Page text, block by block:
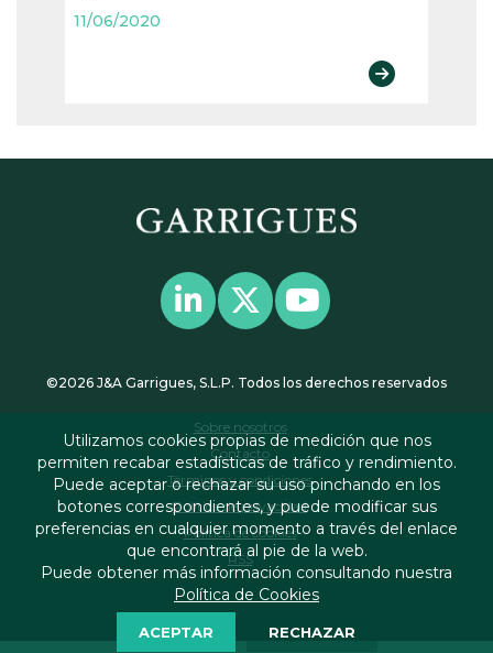
11/06/2020
©2026 J&A Garrigues, S.L.P. Todos los derechos reservados
Sobre nosotros
Contacto
Términos y condiciones
Política de privacidad
Política de cookies
RSS
Utilizamos cookies propias de medición que nos
permiten recabar estadísticas de tráfico y rendimiento.
Puede aceptar o rechazar su uso pinchando en los
botones correspondientes, y puede modificar sus
preferencias en cualquier momento a través del enlace
que encontrará al pie de la web.
Puede obtener más información consultando nuestra
Política de Cookies
ACEPTAR RECHAZAR